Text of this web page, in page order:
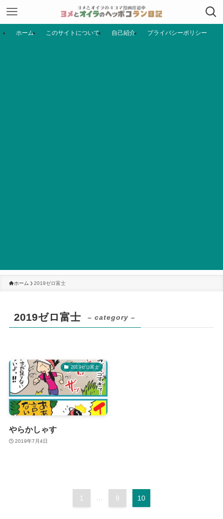
ホーム このサイトについて 自己紹介 プライバシーポリシー
ホーム 2019ゼロ富士
2019ゼロ富士 – category –
2019ゼロ富士
やらかしゃす
2019年7月4日
1 9 10